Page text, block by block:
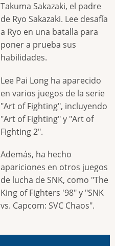
Takuma Sakazaki, el padre
de Ryo Sakazaki. Lee desafía
a Ryo en una batalla para
poner a prueba sus
habilidades.
Lee Pai Long ha aparecido
en varios juegos de la serie
"Art of Fighting", incluyendo
"Art of Fighting" y "Art of
Fighting 2".
Además, ha hecho
apariciones en otros juegos
de lucha de SNK, como "The
King of Fighters '98" y "SNK
vs. Capcom: SVC Chaos".